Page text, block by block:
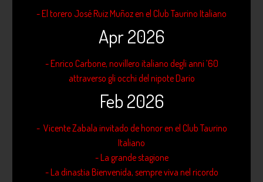
- El torero José Ruiz Muñoz en el Club Taurino Italiano
Apr 2026
- Enrico Carbone, novillero italiano degli anni ’60
attraverso gli occhi del nipote Dario
Feb 2026
- Vicente Zabala invitado de honor en el Club Taurino
Italiano
- La grande stagione
- La dinastia Bienvenida, sempre viva nel ricordo